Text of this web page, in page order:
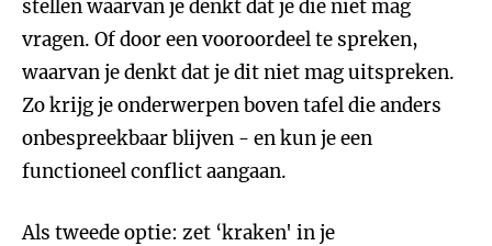
stellen waarvan je denkt dat je die niet mag
vragen. Of door een vooroordeel te spreken,
waarvan je denkt dat je dit niet mag uitspreken.
Zo krijg je onderwerpen boven tafel die anders
onbespreekbaar blijven - en kun je een
functioneel conflict aangaan.
Als tweede optie: zet ‘kraken' in je